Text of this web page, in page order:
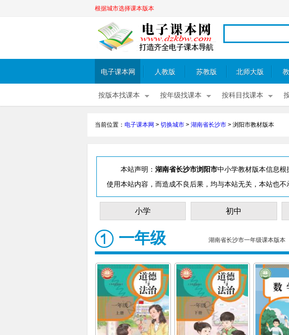
根据城市选择课本版本
电子课本网 人教版 苏教版 北师大版
按版本找课本 按年级找课本 按科目找课本
当前位置： 电子课本网 > 切换城市 > 湖南省长沙市 > 浏阳市教材版本
本站声明： 湖南省长沙市浏阳市中小学教材版本信息
使用本站内容，而造成不良后果，均与本站无关，本站也
小学 初中
一年级 湖南省长沙市一年级课本版本